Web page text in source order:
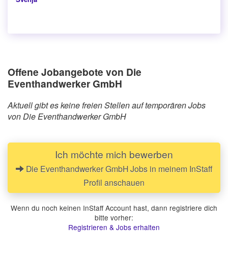
Offene Jobangebote von Die
Eventhandwerker GmbH
Aktuell gibt es keine freien Stellen auf temporären Jobs
von Die Eventhandwerker GmbH
Ich möchte mich bewerben
Die Eventhandwerker GmbH Jobs in meinem InStaff
Profil anschauen
Wenn du noch keinen InStaff Account hast, dann registriere dich
bitte vorher:
Registrieren & Jobs erhalten